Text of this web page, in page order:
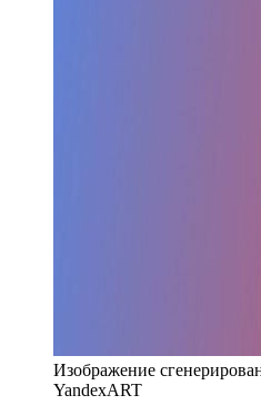
Изображение
YandexART